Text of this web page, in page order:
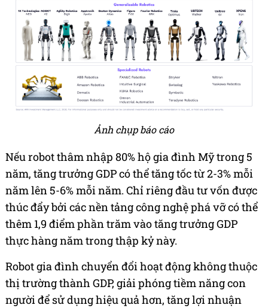
Ảnh chụp báo cáo
Nếu robot thâm nhập 80% hộ gia đình Mỹ trong 5
năm, tăng trưởng GDP có thể tăng tốc từ 2-3% mỗi
năm lên 5-6% mỗi năm. Chỉ riêng đầu tư vốn được
thúc đẩy bởi các nền tảng công nghệ phá vỡ có thể
thêm 1,9 điểm phần trăm vào tăng trưởng GDP
thực hàng năm trong thập kỷ này.
Robot gia đình chuyển đổi hoạt động không thuộc
thị trường thành GDP, giải phóng tiềm năng con
người để sử dụng hiệu quả hơn, tăng lợi nhuận